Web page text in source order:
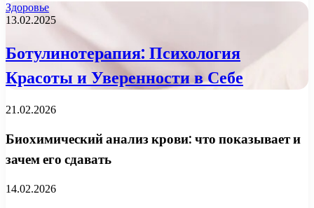
Здоровье
13.02.2025
Ботулинотерапия: Психология
Красоты и Уверенности в Себе
21.02.2026
Биохимический анализ крови: что показывает и
зачем его сдавать
14.02.2026